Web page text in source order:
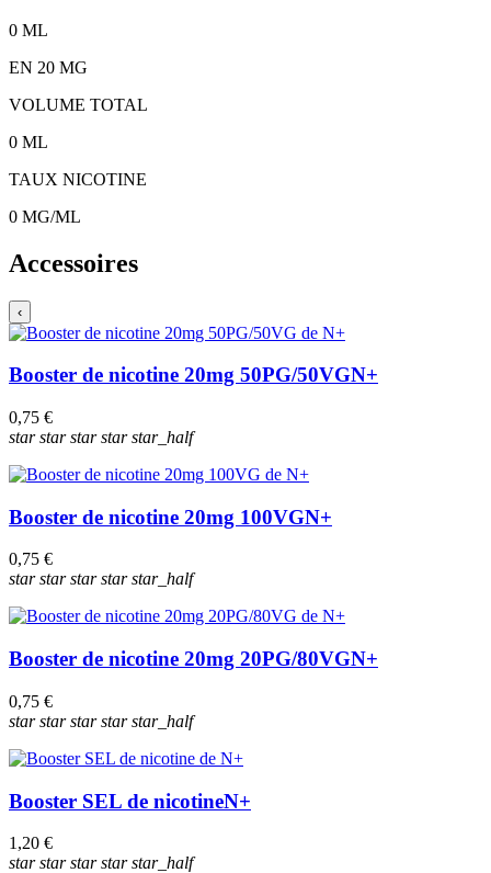
0 ML
EN 20 MG
VOLUME TOTAL
0 ML
TAUX NICOTINE
0 MG/ML
Accessoires
‹
Booster de nicotine 20mg 50PG/50VGN+
0,75 €
starstarstarstarstar_half
Booster de nicotine 20mg 100VGN+
0,75 €
starstarstarstarstar_half
Booster de nicotine 20mg 20PG/80VGN+
0,75 €
starstarstarstarstar_half
Booster SEL de nicotineN+
1,20 €
starstarstarstarstar_half